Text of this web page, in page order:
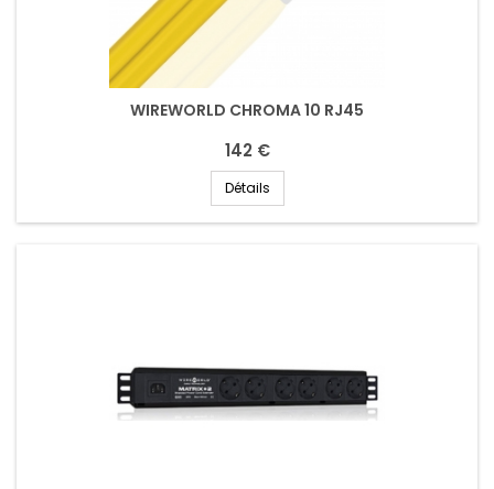
WIREWORLD CHROMA 10 RJ45
142 €
Détails